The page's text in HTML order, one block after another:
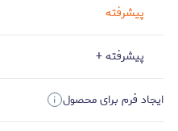
پیشرفته
پیشرفته +
ایجاد فرم برای محصول